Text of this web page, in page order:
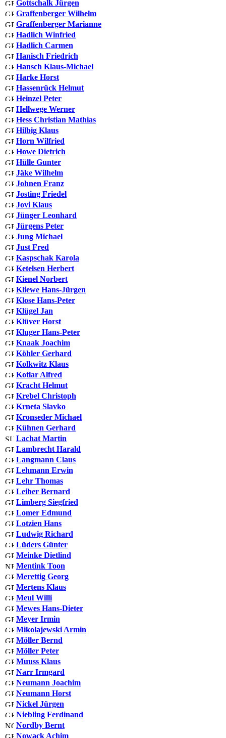
Gottschalk Jürgen
Graffenberger Wilhelm
Graffenberger Marianne
Hadlich Winfried
Hadlich Carmen
Hanisch Friedrich
Hansch Klaus-Michael
Harke Horst
Hassenrück Helmut
Heinzel Peter
Hellwege Werner
Hess Christian Mathias
Hilbig Klaus
Horn Wilfried
Howe Dietrich
Hülle Gunter
Jäke Wilhelm
Johnen Franz
Josting Friedel
Jovi Klaus
Jünger Leonhard
Jürgens Peter
Jung Michael
Just Fred
Kaspschak Karola
Ketelsen Herbert
Kienel Norbert
Kliewe Hans-Jürgen
Klose Hans-Peter
Klügel Jan
Klüver Horst
Kluger Hans-Peter
Knaak Joachim
Köhler Gerhard
Kolkwitz Klaus
Kotlar Alfred
Kracht Helmut
Krebel Christoph
Krneta Slavko
Kronseder Michael
Kühnen Gerhard
Lachat Martin
Lambrecht Harald
Langmann Claus
Lehmann Erwin
Lehr Thomas
Leiber Bernard
Limberg Siegfried
Lomer Edmund
Lotzien Hans
Ludwig Richard
Lüders Günter
Meinke Dietlind
Mentink Toon
Merettig Georg
Mertens Klaus
Meul Willi
Mewes Hans-Dieter
Meyer Irmin
Mikolajewski Armin
Möller Bernd
Möller Peter
Muuss Klaus
Narr Irmgard
Neumann Joachim
Neumann Horst
Nickel Jürgen
Niebling Ferdinand
Nordby Bernt
Nowack Achim